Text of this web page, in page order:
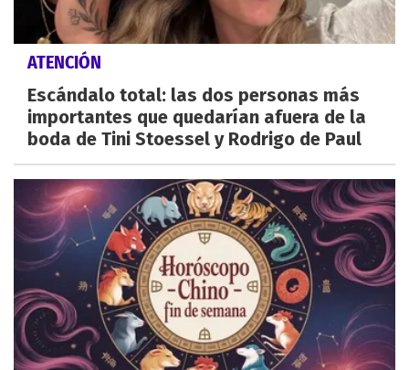
ATENCIÓN
Escándalo total: las dos personas más
importantes que quedarían afuera de la
boda de Tini Stoessel y Rodrigo de Paul